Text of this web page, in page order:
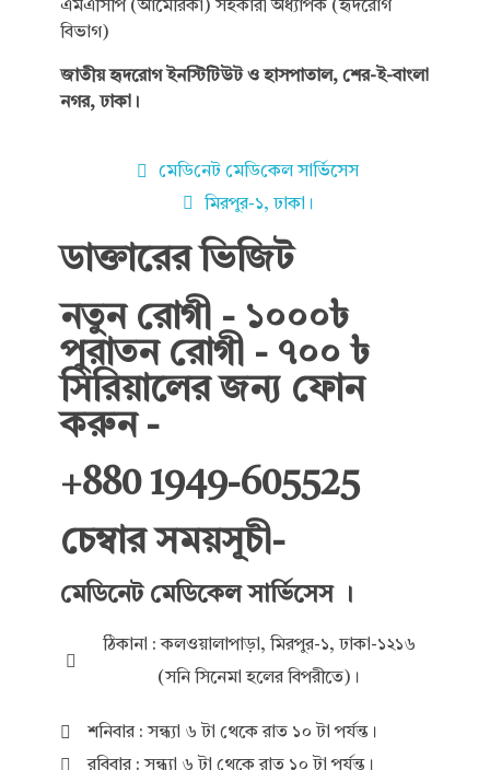
এমএসিপি (আমেরিকা) সহকারী অধ্যাপক (হৃদরোগ
বিভাগ)
জাতীয় হৃদরোগ ইনস্টিটিউট ও হাসপাতাল, শের-ই-বাংলা
নগর, ঢাকা।
মে‌ডি‌নেট মে‌ডি‌কেল সা‌র্ভিসেস
মিরপুর-১, ঢাকা।
ডাক্তারের ভিজিট
নতুন রোগী - ১০০০৳
পুরাতন রোগী - ৭০০ ৳
সিরিয়ালের জন্য ফোন
করুন -
+880 1949-605525
চেম্বার সময়সূচী-
মেডিনেট মেডিকেল সার্ভিসেস ।
ঠিকানা : কলওয়ালাপাড়া, মিরপুর-১, ঢাকা-১২১৬
(সনি সিনেমা হলের বিপরীতে)।
শনিবার : সন্ধ্যা ৬ টা থেকে রাত ১০ টা পর্যন্ত।
রবিবার : সন্ধ্যা ৬ টা থেকে রাত ১০ টা পর্যন্ত।